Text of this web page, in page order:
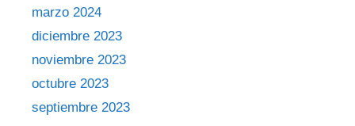
marzo 2024
diciembre 2023
noviembre 2023
octubre 2023
septiembre 2023